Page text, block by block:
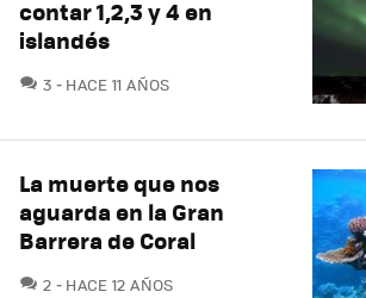
contar 1,2,3 y 4 en
islandés
3 COMENTARIOS
HACE 11 AÑOS
La muerte que nos
aguarda en la Gran
Barrera de Coral
2 COMENTARIOS
HACE 12 AÑOS